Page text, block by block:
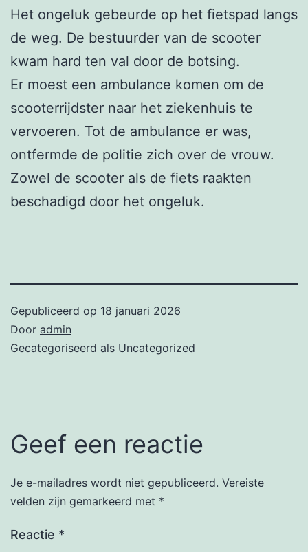
Het ongeluk gebeurde op het fietspad langs
de weg. De bestuurder van de scooter
kwam hard ten val door de botsing.
Er moest een ambulance komen om de
scooterrijdster naar het ziekenhuis te
vervoeren. Tot de ambulance er was,
ontfermde de politie zich over de vrouw.
Zowel de scooter als de fiets raakten
beschadigd door het ongeluk.
Gepubliceerd op 18 januari 2026
Door admin
Gecategoriseerd als Uncategorized
Geef een reactie
Je e-mailadres wordt niet gepubliceerd. Vereiste
velden zijn gemarkeerd met *
Reactie *